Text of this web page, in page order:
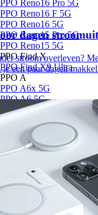
Reno16 Pro 5G
Reno16 F 5G
Reno16 5G
Reno15 Pro 5G
Reno15 5G
Find X
Find X9 Ultra
A
A6x 5G
A6 5G
A40
17
17T Pro
17T
17
15
15T Pro
15T
dagen
stroom overleven?
een paar dagen